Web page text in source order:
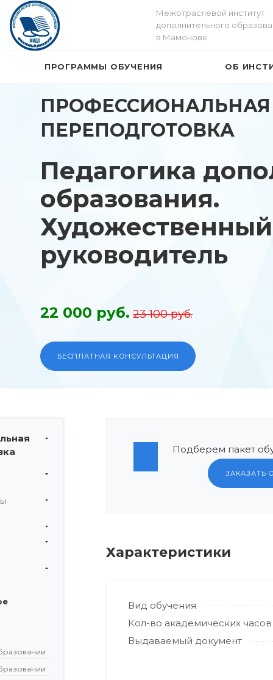
Межотраслевой институт
дополнительного
в Мамонове
ПРОГРАММЫ ОБУЧЕНИЯ ОБ
ПРОФЕССИОНАЛЬНАЯ
ПЕРЕПОДГОТОВКА
Педагогика
образования.
Художественный
руководитель
22 000 руб. 23 100 руб.
БЕСПЛАТНАЯ КОНСУЛЬТАЦИЯ
Подберем пакет
ЗАКАЗАТЬ
Характеристики
Вид обучения
Кол-во академических часов
Выдаваемый документ